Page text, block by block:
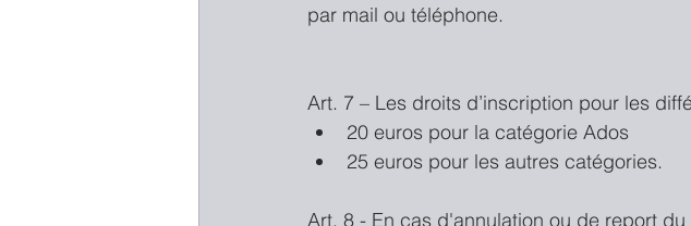
par mail ou téléphone.
Art. 7 – Les droits d’inscription pour les
20 euros pour la catégorie Ados
25 euros pour les autres catégories.
Art. 8 - En cas d'annulation ou de report